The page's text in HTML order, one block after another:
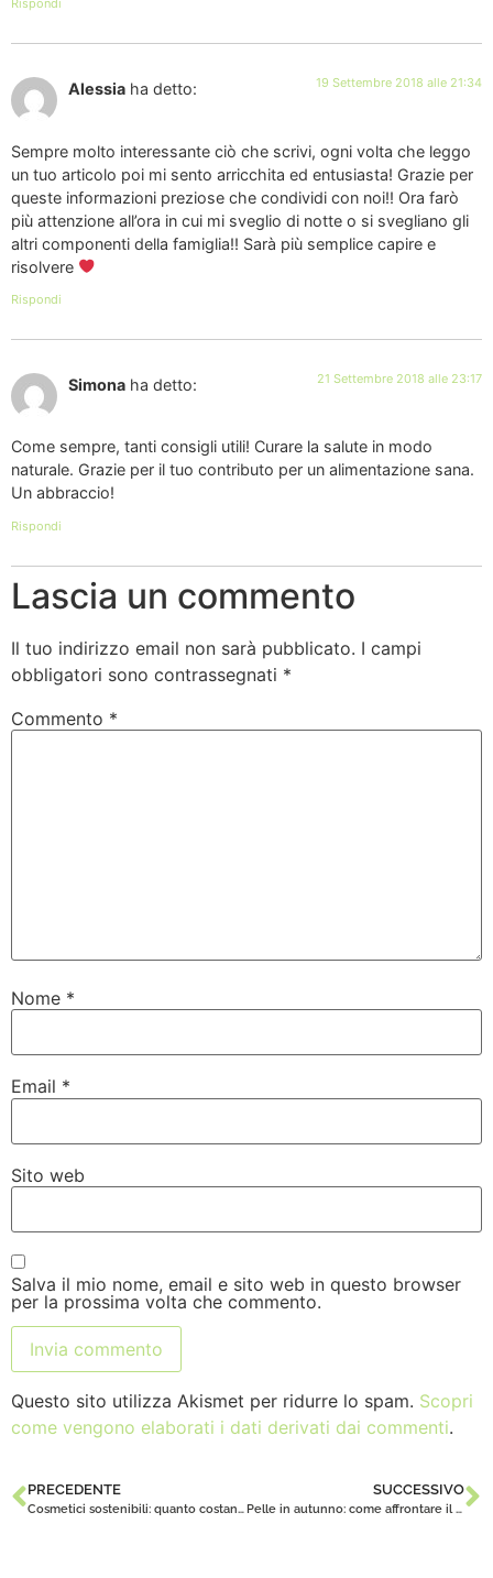
Rispondi
Alessia ha detto: 19 Settembre 2018 alle 21:34
Sempre molto interessante ciò che scrivi, ogni volta che leggo
un tuo articolo poi mi sento arricchita ed entusiasta! Grazie per
queste informazioni preziose che condividi con noi!! Ora farò
più attenzione all’ora in cui mi sveglio di notte o si svegliano gli
altri componenti della famiglia!! Sarà più semplice capire e
risolvere
Rispondi
Simona ha detto: 21 Settembre 2018 alle 23:17
Come sempre, tanti consigli utili! Curare la salute in modo
naturale. Grazie per il tuo contributo per un alimentazione sana.
Un abbraccio!
Rispondi
Lascia un commento
Il tuo indirizzo email non sarà pubblicato. I campi
obbligatori sono contrassegnati *
Commento *
Nome *
Email *
Sito web
Salva il mio nome, email e sito web in questo browser
per la prossima volta che commento.
Questo sito utilizza Akismet per ridurre lo spam. Scopri
come vengono elaborati i dati derivati dai commenti.
PRECEDENTE
Cosmetici sostenibili: quanto costano?
SUCCESSIVO
Pelle in autunno: come affrontare il cambio di stagione in 8 passaggi